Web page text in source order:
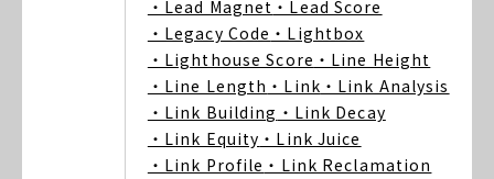
・Lead Magnet ・Lead Score
・Legacy Code ・Lightbox
・Lighthouse Score ・Line Height
・Line Length ・Link ・Link Analysis
・Link Building ・Link Decay
・Link Equity ・Link Juice
・Link Profile ・Link Reclamation